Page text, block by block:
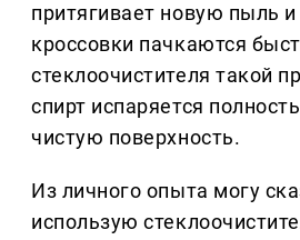
притягивает новую пыль
кроссовки пачкаются
стеклоочистителя такой
спирт испаряется
чистую поверхность.
Из личного опыта могу
использую